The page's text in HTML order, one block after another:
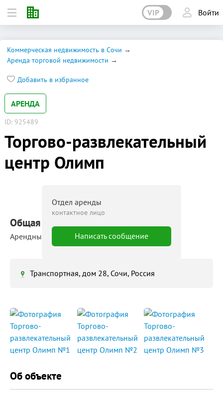
VIP Войти
Коммерческая недвижимость в Сочи
Аренда торговой недвижимости
Добавить в избранное
АРЕНДА
ID: 925489
Торгово-развлекательный
центр Олимп
Отдел аренды
контактное лицо
Написать сообщение
Общая площадь: 34 400 м²
Арендные площади: 20 ‒ 500 м²
Транспортная, дом 28, Сочи, Россия
Об объекте